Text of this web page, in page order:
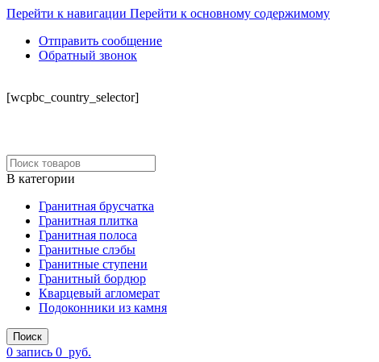
Перейти к навигации Перейти к основному содержимому
Отправить сообщение
Обратный звонок
[wcpbc_country_selector]
В категории
Гранитная брусчатка
Гранитная плитка
Гранитная полоса
Гранитные слэбы
Гранитные ступени
Гранитный бордюр
Кварцевый агломерат
Подоконники из камня
Поиск
0 запись 0 руб.